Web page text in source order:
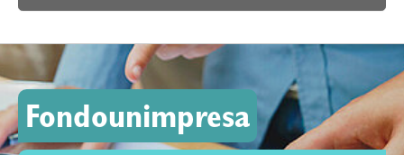
Fondounimpresa